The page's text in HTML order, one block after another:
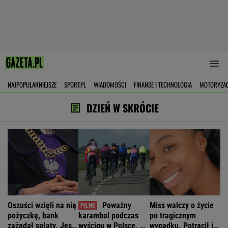
NAJPOPULARNIEJSZE SPORT.PL WIADOMOŚCI FINANSE I TECHNOLOGIA
DZIEŃ W SKRÓCIE
Oszuści wzięli na nią
pożyczkę, bank
zażądał spłaty. Jest
Poważny
karambol podczas
wyścigu w Polsce. 17
Miss walczy o życie
po tragicznym
wypadku. Potrącił ją